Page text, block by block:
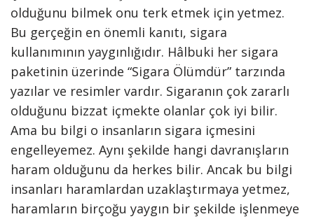
olduğunu bilmek onu terk etmek için yetmez.
Bu gerçeğin en önemli kanıtı, sigara
kullanımının yaygınlığıdır. Hâlbuki her sigara
paketinin üzerinde “Sigara Ölümdür” tarzında
yazılar ve resimler vardır. Sigaranın çok zararlı
olduğunu bizzat içmekte olanlar çok iyi bilir.
Ama bu bilgi o insanların sigara içmesini
engelleyemez. Aynı şekilde hangi davranışların
haram olduğunu da herkes bilir. Ancak bu bilgi
insanları haramlardan uzaklaştırmaya yetmez,
haramların birçoğu yaygın bir şekilde işlenmeye